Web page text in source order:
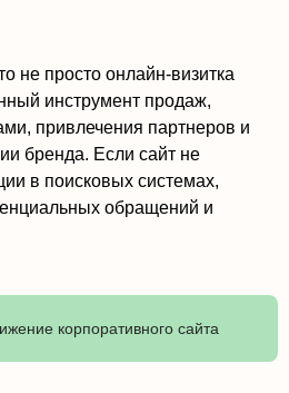
не просто онлайн-визитка
инструмент продаж,
привлечения партнеров и
бренда. Если сайт не
в поисковых системах,
обращений и
корпоративного сайта